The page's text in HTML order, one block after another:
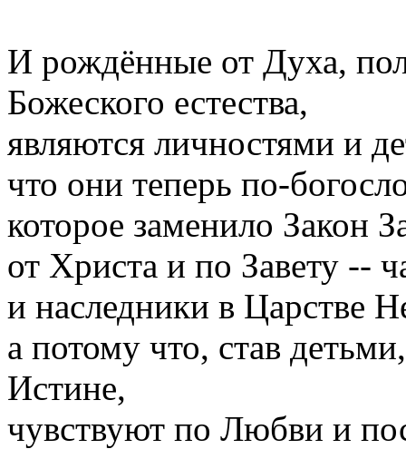
И рождённые от Духа,
Божеского естества,
являются личностями и
что они теперь по-
которое заменило Закон
от Христа и по Завету --
и наследники в Царстве
а потому что, став
Истине,
чувствуют по Любви и